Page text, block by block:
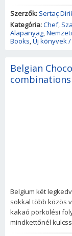
Szerzők: Sertaç
Kategória:Chef,
Alapanyag,
Books,Új könyvek
Belgian
combinations
Belgium két
sokkal több közös
kakaó pörkölési
mindkettőnél